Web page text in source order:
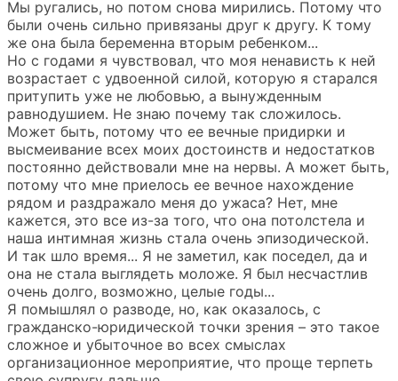
Мы ругались, но потом снова мирились. Потому что
были очень сильно привязаны друг к другу. К тому
же она была беременна вторым ребенком...
Но с годами я чувствовал, что моя ненависть к ней
возрастает с удвоенной силой, которую я старался
притупить уже не любовью, а вынужденным
равнодушием. Не знаю почему так сложилось.
Может быть, потому что ее вечные придирки и
высмеивание всех моих достоинств и недостатков
постоянно действовали мне на нервы. А может быть,
потому что мне приелось ее вечное нахождение
рядом и раздражало меня до ужаса? Нет, мне
кажется, это все из-за того, что она потолстела и
наша интимная жизнь стала очень эпизодической.
И так шло время... Я не заметил, как поседел, да и
она не стала выглядеть моложе. Я был несчастлив
очень долго, возможно, целые годы...
Я помышлял о разводе, но, как оказалось, с
гражданско-юридической точки зрения – это такое
сложное и убыточное во всех смыслах
организационное мероприятие, что проще терпеть